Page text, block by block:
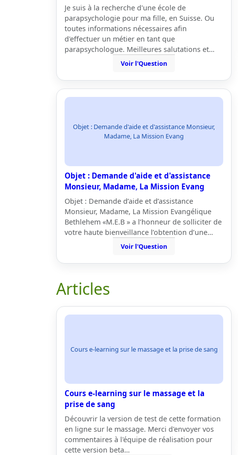
Je suis à la recherche d'une école de
parapsychologie pour ma fille, en Suisse. Ou
toutes informations nécessaires afin
d'effectuer un métier en tant que
parapsychologue. Meilleures salutations et…
Voir l'Question
Objet : Demande d'aide et d'assistance Monsieur,
Madame, La Mission Evang
Objet : Demande d'aide et d'assistance
Monsieur, Madame, La Mission Evang
Objet : Demande d’aide et d’assistance
Monsieur, Madame, La Mission Evangélique
Bethlehem «M.E.B » a l’honneur de solliciter de
votre haute bienveillance l’obtention d’une…
Voir l'Question
Articles
Cours e-learning sur le massage et la prise de sang
Cours e-learning sur le massage et la
prise de sang
Découvrir la version de test de cette formation
en ligne sur le massage. Merci d'envoyer vos
commentaires à l'équipe de réalisation pour
cette version beta…